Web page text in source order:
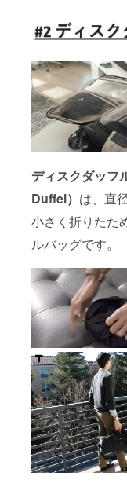
ディスクダッフ
Duffel） は、直
小さく折りたた
ルバッグです。